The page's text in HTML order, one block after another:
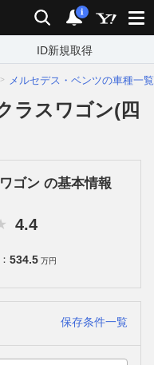
検索 通知
i
ID新規取得
メルセデス・ベンツの車種一覧
ラスワゴン(四
ゴン の基本情報
4.4
534.5 万円
保存条件一覧